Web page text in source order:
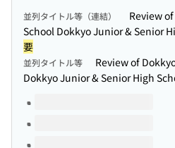
並列タイトル等（連結）
Review
School Dokkyo Junior & Senior
要
並列タイトル等
Review of
Dokkyo Junior & Senior High
このタイトルの巻号